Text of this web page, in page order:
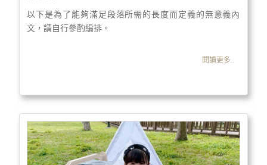
以下是為了能夠滿足段落所需的長度而定義的無意義內
文，請自行參酌編排。
閱讀更多..